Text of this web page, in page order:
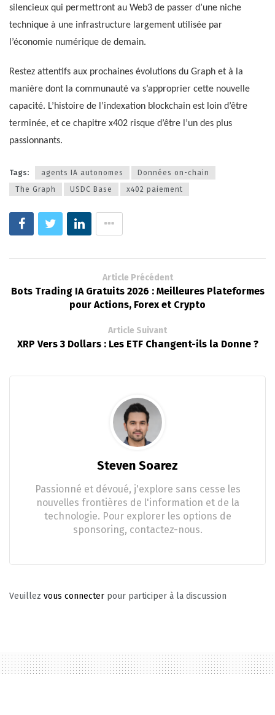
silencieux qui permettront au Web3 de passer d’une niche
technique à une infrastructure largement utilisée par
l’économie numérique de demain.
Restez attentifs aux prochaines évolutions du Graph et à la
manière dont la communauté va s’approprier cette nouvelle
capacité. L’histoire de l’indexation blockchain est loin d’être
terminée, et ce chapitre x402 risque d’être l’un des plus
passionnants.
Tags: agents IA autonomes
Données on-chain
The Graph
USDC Base x402 paiement
Article Précédent
Bots Trading IA Gratuits 2026 : Meilleures Plateformes
pour Actions, Forex et Crypto
Article Suivant
XRP Vers 3 Dollars : Les ETF Changent-ils la Donne ?
Steven Soarez
Passionné et dévoué, j'explore sans cesse les
nouvelles frontières de l'information et de la
technologie. Pour explorer les options de
sponsoring, contactez-nous.
Veuillez vous connecter pour participer à la discussion